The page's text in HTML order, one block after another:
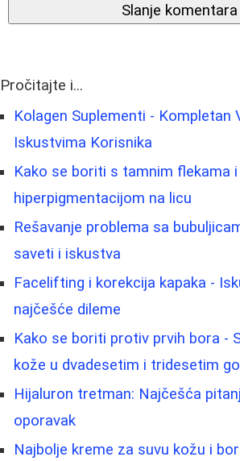
Slanje komentara
Pročitajte i...
Kolagen Suplementi - Kompletan
Iskustvima Korisnika
Kako se boriti s tamnim flekama i
hiperpigmentacijom na licu
Rešavanje problema sa
saveti i iskustva
Facelifting i korekcija kapaka -
najčešće dileme
Kako se boriti protiv prvih bora -
kože u dvadesetim i tridesetim
Hijaluron tretman: Najčešća
oporavak
Najbolje kreme za suvu kožu i